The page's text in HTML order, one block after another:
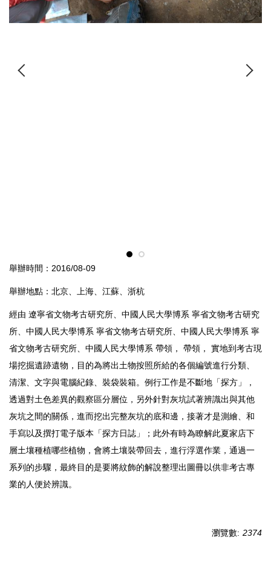
舉辦時間：2016/08-09
舉辦地點：北京、上海、江蘇、浙杭
經由 遼寧省文物考古研究所、中國人民大學博系 寧省文物考古研究
所、中國人民大學博系 寧省文物考古研究所、中國人民大學博系 寧
省文物考古研究所、中國人民大學博系 帶領， 帶領， 實地到考古現
場挖掘遺跡遺物，目的為將出土物按照所給的各個編號進行分類、
清潔、文字與電腦紀錄、裝袋裝箱。例行工作是不斷地「探方」，
透過對土色差異的觀察區分層位，另外針對灰坑試著辨識出與其他
灰坑之間的關係，進而挖出完整灰坑的底和邊，接著才是測繪、和
手寫以及撰打電子版本「探方日誌」；此外有時為瞭解此夏家店下
層土壤種植哪些植物，會將土壤裝帶回去，進行浮選作業，通過一
系列的步驟，最終目的是要將紋飾的解說整理出圖冊以供非考古專
業的人便於辨識。
瀏覽數: 2374